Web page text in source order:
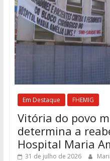
Em Destaque FHEMIG
Vitória do povo
determina a
Hospital Maria
31 de julho de 2026